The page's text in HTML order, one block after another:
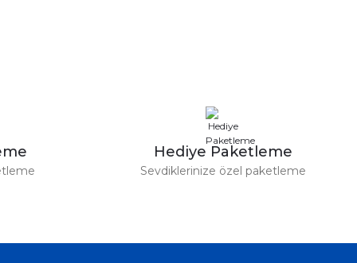
Hediye Paketleme
Sevdiklerinize özel paketleme